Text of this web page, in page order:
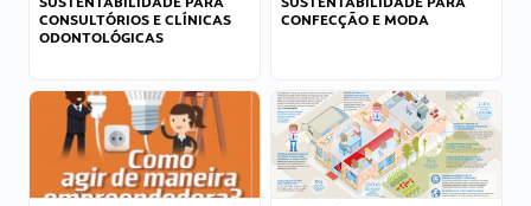
CONSULTÓRIOS E CLÍNICAS
ODONTOLÓGICAS
CONFECÇÃO E MODA